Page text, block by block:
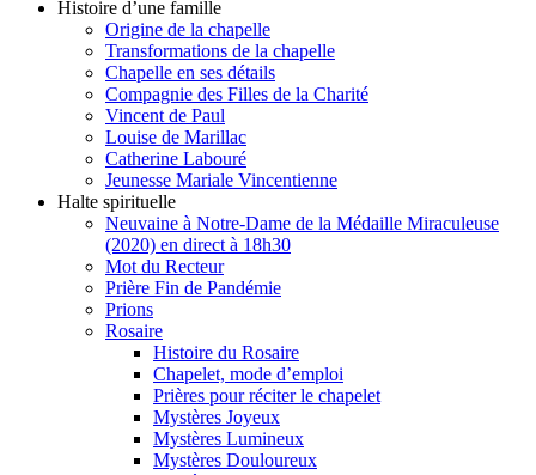
Histoire d’une famille
Origine de la chapelle
Transformations de la chapelle
Chapelle en ses détails
Compagnie des Filles de la Charité
Vincent de Paul
Louise de Marillac
Catherine Labouré
Jeunesse Mariale Vincentienne
Halte spirituelle
Neuvaine à Notre-Dame de la Médaille Miraculeuse
(2020) en direct à 18h30
Mot du Recteur
Prière Fin de Pandémie
Prions
Rosaire
Histoire du Rosaire
Chapelet, mode d’emploi
Prières pour réciter le chapelet
Mystères Joyeux
Mystères Lumineux
Mystères Douloureux